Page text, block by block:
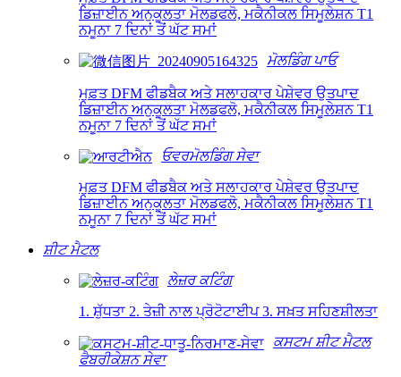
ਡਿਜ਼ਾਈਨ ਅਨੁਕੂਲਤਾ ਮੋਲਡਫਲੋ, ਮਕੈਨੀਕਲ ਸਿਮੂਲੇਸ਼ਨ T1
ਨਮੂਨਾ 7 ਦਿਨਾਂ ਤੋਂ ਘੱਟ ਸਮਾਂ
ਮੋਲਡਿੰਗ ਪਾਓ
ਮੁਫ਼ਤ DFM ਫੀਡਬੈਕ ਅਤੇ ਸਲਾਹਕਾਰ ਪੇਸ਼ੇਵਰ ਉਤਪਾਦ
ਡਿਜ਼ਾਈਨ ਅਨੁਕੂਲਤਾ ਮੋਲਡਫਲੋ, ਮਕੈਨੀਕਲ ਸਿਮੂਲੇਸ਼ਨ T1
ਨਮੂਨਾ 7 ਦਿਨਾਂ ਤੋਂ ਘੱਟ ਸਮਾਂ
ਓਵਰਮੋਲਡਿੰਗ ਸੇਵਾ
ਮੁਫ਼ਤ DFM ਫੀਡਬੈਕ ਅਤੇ ਸਲਾਹਕਾਰ ਪੇਸ਼ੇਵਰ ਉਤਪਾਦ
ਡਿਜ਼ਾਈਨ ਅਨੁਕੂਲਤਾ ਮੋਲਡਫਲੋ, ਮਕੈਨੀਕਲ ਸਿਮੂਲੇਸ਼ਨ T1
ਨਮੂਨਾ 7 ਦਿਨਾਂ ਤੋਂ ਘੱਟ ਸਮਾਂ
ਸ਼ੀਟ ਮੈਟਲ
ਲੇਜ਼ਰ ਕਟਿੰਗ
1. ਸ਼ੁੱਧਤਾ 2. ਤੇਜ਼ੀ ਨਾਲ ਪ੍ਰੋਟੋਟਾਈਪ 3. ਸਖ਼ਤ ਸਹਿਣਸ਼ੀਲਤਾ
ਕਸਟਮ ਸ਼ੀਟ ਮੈਟਲ
ਫੈਬਰੀਕੇਸ਼ਨ ਸੇਵਾ